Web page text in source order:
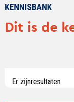
KENNISBANK
Dit is de
Er zijnresultaten